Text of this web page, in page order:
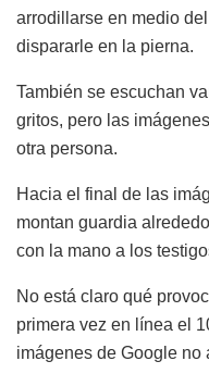
arrodillarse en medio
dispararle en la pierna.
También se escuchan
gritos, pero las
otra persona.
Hacia el final de las
montan guardia
con la mano a los
No está claro qué
primera vez en línea el
imágenes de Google no